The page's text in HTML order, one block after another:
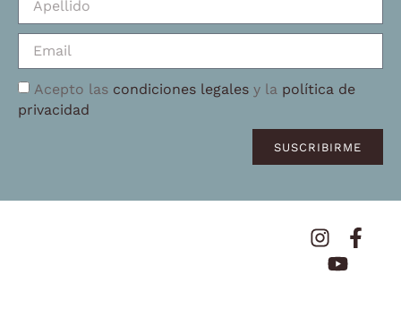
Acepto las condiciones legales y la política de
privacidad
SUSCRIBIRME